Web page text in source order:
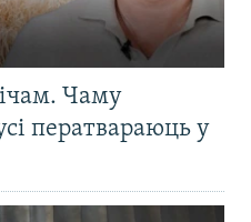
Чаму
ператвараюць у